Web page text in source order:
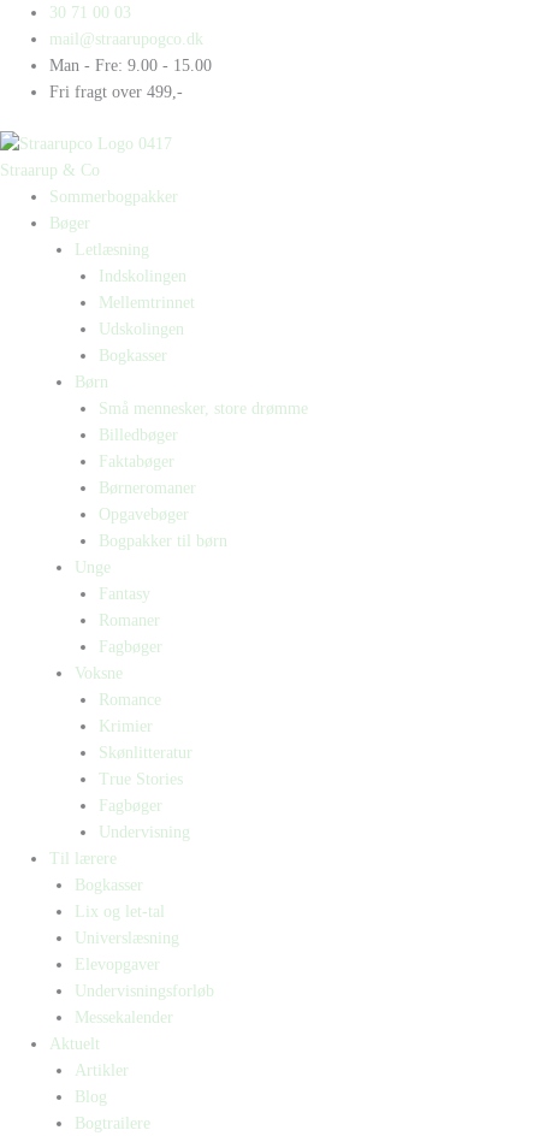
indholdet
30 71 00 03
mail@straarupogco.dk
Man - Fre: 9.00 - 15.00
Fri fragt over 499,-
Straarup & Co
Sommerbogpakker
Bøger
Letlæsning
Indskolingen
Mellemtrinnet
Udskolingen
Bogkasser
Børn
Små mennesker, store drømme
Billedbøger
Faktabøger
Børneromaner
Opgavebøger
Bogpakker til børn
Unge
Fantasy
Romaner
Fagbøger
Voksne
Romance
Krimier
Skønlitteratur
True Stories
Fagbøger
Undervisning
Til lærere
Bogkasser
Lix og let-tal
Universlæsning
Elevopgaver
Undervisningsforløb
Messekalender
Aktuelt
Artikler
Blog
Bogtrailere
Products
search
Products
search